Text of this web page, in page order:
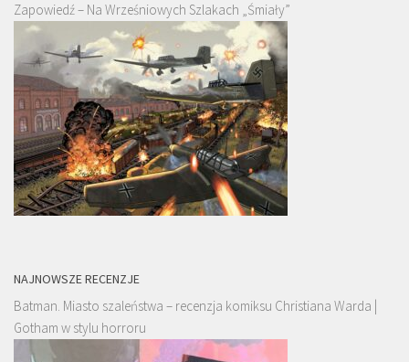
Zapowiedź – Na Wrześniowych Szlakach „Śmiały”
NAJNOWSZE RECENZJE
Batman. Miasto szaleństwa – recenzja komiksu Christiana Warda |
Gotham w stylu horroru